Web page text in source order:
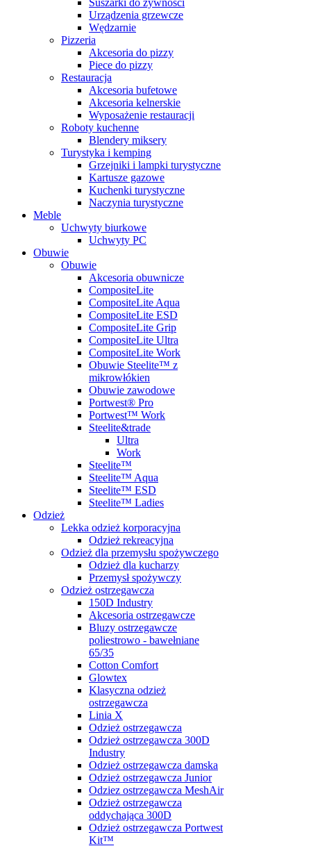
Urządzenia grzewcze
Wędzarnie
Pizzeria
Akcesoria do pizzy
Piece do pizzy
Restauracja
Akcesoria bufetowe
Akcesoria kelnerskie
Wyposażenie restauracji
Roboty kuchenne
Blendery miksery
Turystyka i kemping
Grzejniki i lampki turystyczne
Kartusze gazowe
Kuchenki turystyczne
Naczynia turystyczne
Meble
Uchwyty biurkowe
Uchwyty PC
Obuwie
Obuwie
Akcesoria obuwnicze
CompositeLite
CompositeLite Aqua
CompositeLite ESD
CompositeLite Grip
CompositeLite Ultra
CompositeLite Work
Obuwie Steelite™ z
mikrowłókien
Obuwie zawodowe
Portwest® Pro
Portwest™ Work
Steelite&trade
Ultra
Work
Steelite™
Steelite™ Aqua
Steelite™ ESD
Steelite™ Ladies
Odzież
Lekka odzież korporacyjna
Odzież rekreacyjna
Odzież dla przemysłu spożywczego
Odzież dla kucharzy
Przemysł spożywczy
Odzież ostrzegawcza
150D Industry
Akcesoria ostrzegawcze
Bluzy ostrzegawcze
poliestrowo - bawełniane
65/35
Cotton Comfort
Glowtex
Klasyczna odzież
ostrzegawcza
Linia X
Odzież ostrzegawcza
Odzież ostrzegawcza 300D
Industry
Odzież ostrzegawcza damska
Odzież ostrzegawcza Junior
Odziez ostrzegawcza MeshAir
Odzież ostrzegawcza
oddychająca 300D
Odzież ostrzegawcza Portwest
Kit™